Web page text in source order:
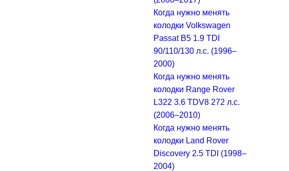
Когда нужно менять
колодки Volkswagen
Passat B5 1.9 TDI
90/110/130 л.с. (1996–
2000)
Когда нужно менять
колодки Range Rover
L322 3.6 TDV8 272 л.с.
(2006–2010)
Когда нужно менять
колодки Land Rover
Discovery 2.5 TDI (1998–
2004)